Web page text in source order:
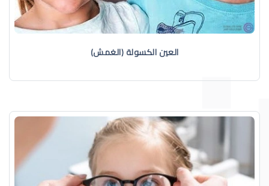
العين الكسولة (الغمش)